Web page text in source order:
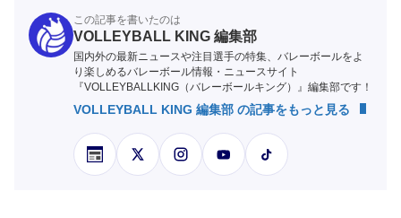
この記事を書いたのは
VOLLEYBALL KING 編集部
国内外の最新ニュースや注目選手の特集、バレーボールをよ
り楽しめるバレーボール情報・ニュースサイト
『VOLLEYBALLKING（バレーボールキング）』編集部です！
VOLLEYBALL KING 編集部 の記事をもっと見る